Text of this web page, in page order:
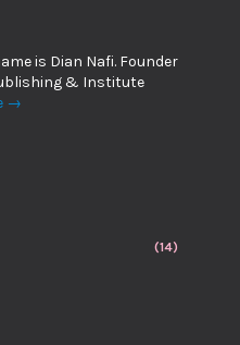
is Dian Nafi. Founder
& Institute
→
(14)